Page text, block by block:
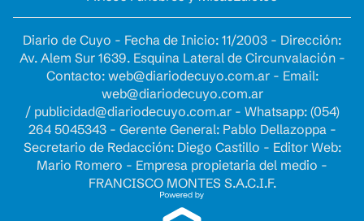
Diario de Cuyo - Fecha de Inicio: 11/2003 - Dirección:
Av. Alem Sur 1639. Esquina Lateral de Circunvalación -
Contacto: web@diariodecuyo.com.ar- Email:
web@diariodecuyo.com.ar
/ publicidad@diariodecuyo.com.ar- Whatsapp: (054)
264 5045343 - Gerente General: Pablo Dellazoppa -
Secretario de Redacción: Diego Castillo - Editor Web:
Mario Romero - Empresa propietaria del medio -
FRANCISCO MONTES S.A.C.I.F.